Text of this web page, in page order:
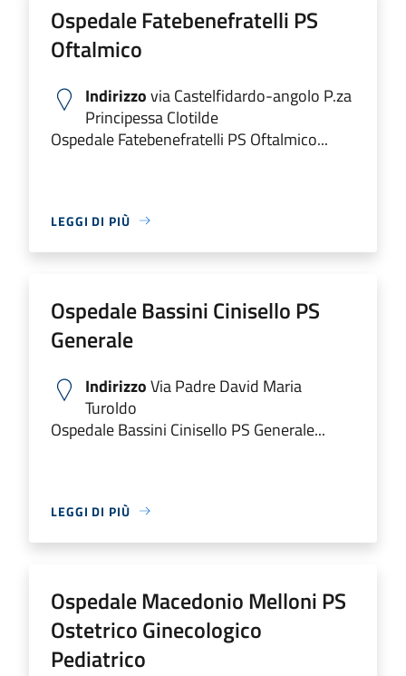
Ospedale Fatebenefratelli PS
Oftalmico
Indirizzovia Castelfidardo-angolo P.za
Principessa Clotilde
Ospedale Fatebenefratelli PS Oftalmico...
LEGGI DI PIÙ
Ospedale Bassini Cinisello PS
Generale
IndirizzoVia Padre David Maria
Turoldo
Ospedale Bassini Cinisello PS Generale...
LEGGI DI PIÙ
Ospedale Macedonio Melloni PS
Ostetrico Ginecologico
Pediatrico